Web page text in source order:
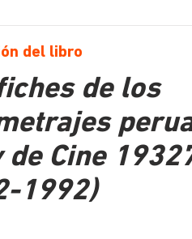
del libro
de los
de Cine
1992)